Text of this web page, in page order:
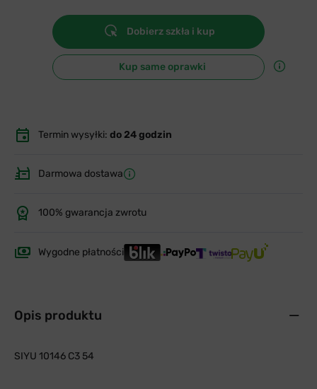
Dobierz szkła i kup
Kup same oprawki
Termin wysyłki: do 24 godzin
Darmowa dostawa
100% gwarancja zwrotu
Wygodne płatności
Opis produktu
SIYU 10146 C3 54